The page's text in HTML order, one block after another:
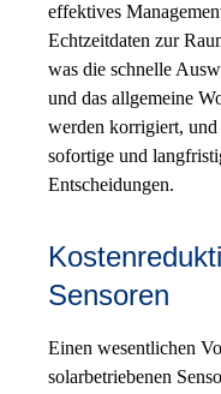
effektives
Echtzeitdaten zur
was die schnelle
und das allgemeine
werden korrigiert, und
sofortige und
Entscheidungen.
Sensoren
Einen wesentlichen
solarbetriebenen